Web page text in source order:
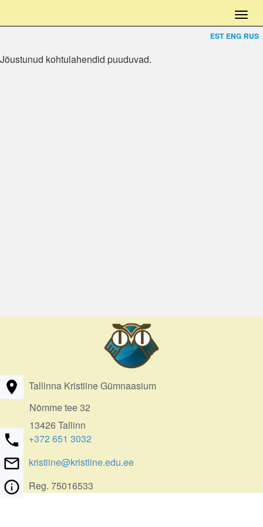
EST ENG RUS
Jõustunud kohtulahendid puuduvad.
Tallinna Kristiine Gümnaasium
Nõmme tee 32
13426 Tallinn
+372 651 3032
kristiine@kristiine.edu.ee
Reg. 75016533